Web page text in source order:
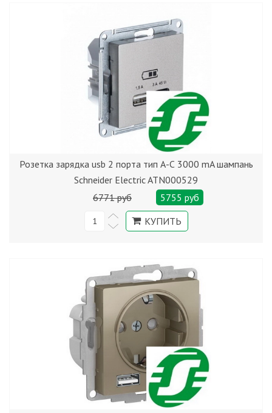
Розетка зарядка usb 2 порта тип А-С 3000 mA шампань
Schneider Electric ATN000529
6771 руб
5755 руб